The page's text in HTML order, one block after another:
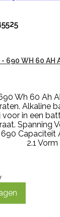
- 690 WH 60 AH
Wh 60 Ah
Alkaline
in een
2.1 Vorm